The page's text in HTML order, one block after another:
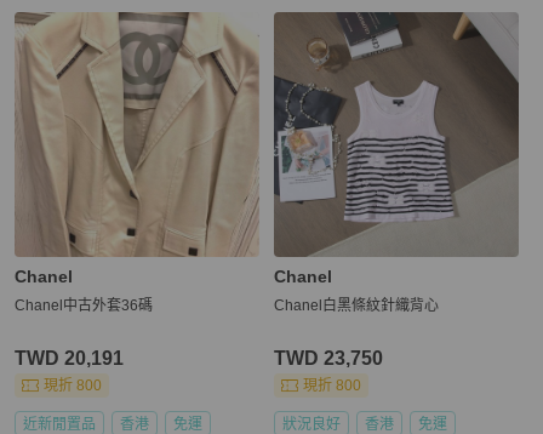
Chanel
Chanel中古外套36碼
TWD 20,191
現折 800
近新閒置品 香港 免運
Chanel
Chanel白黑條紋針織背心
TWD 23,750
現折 800
狀況良好 香港 免運